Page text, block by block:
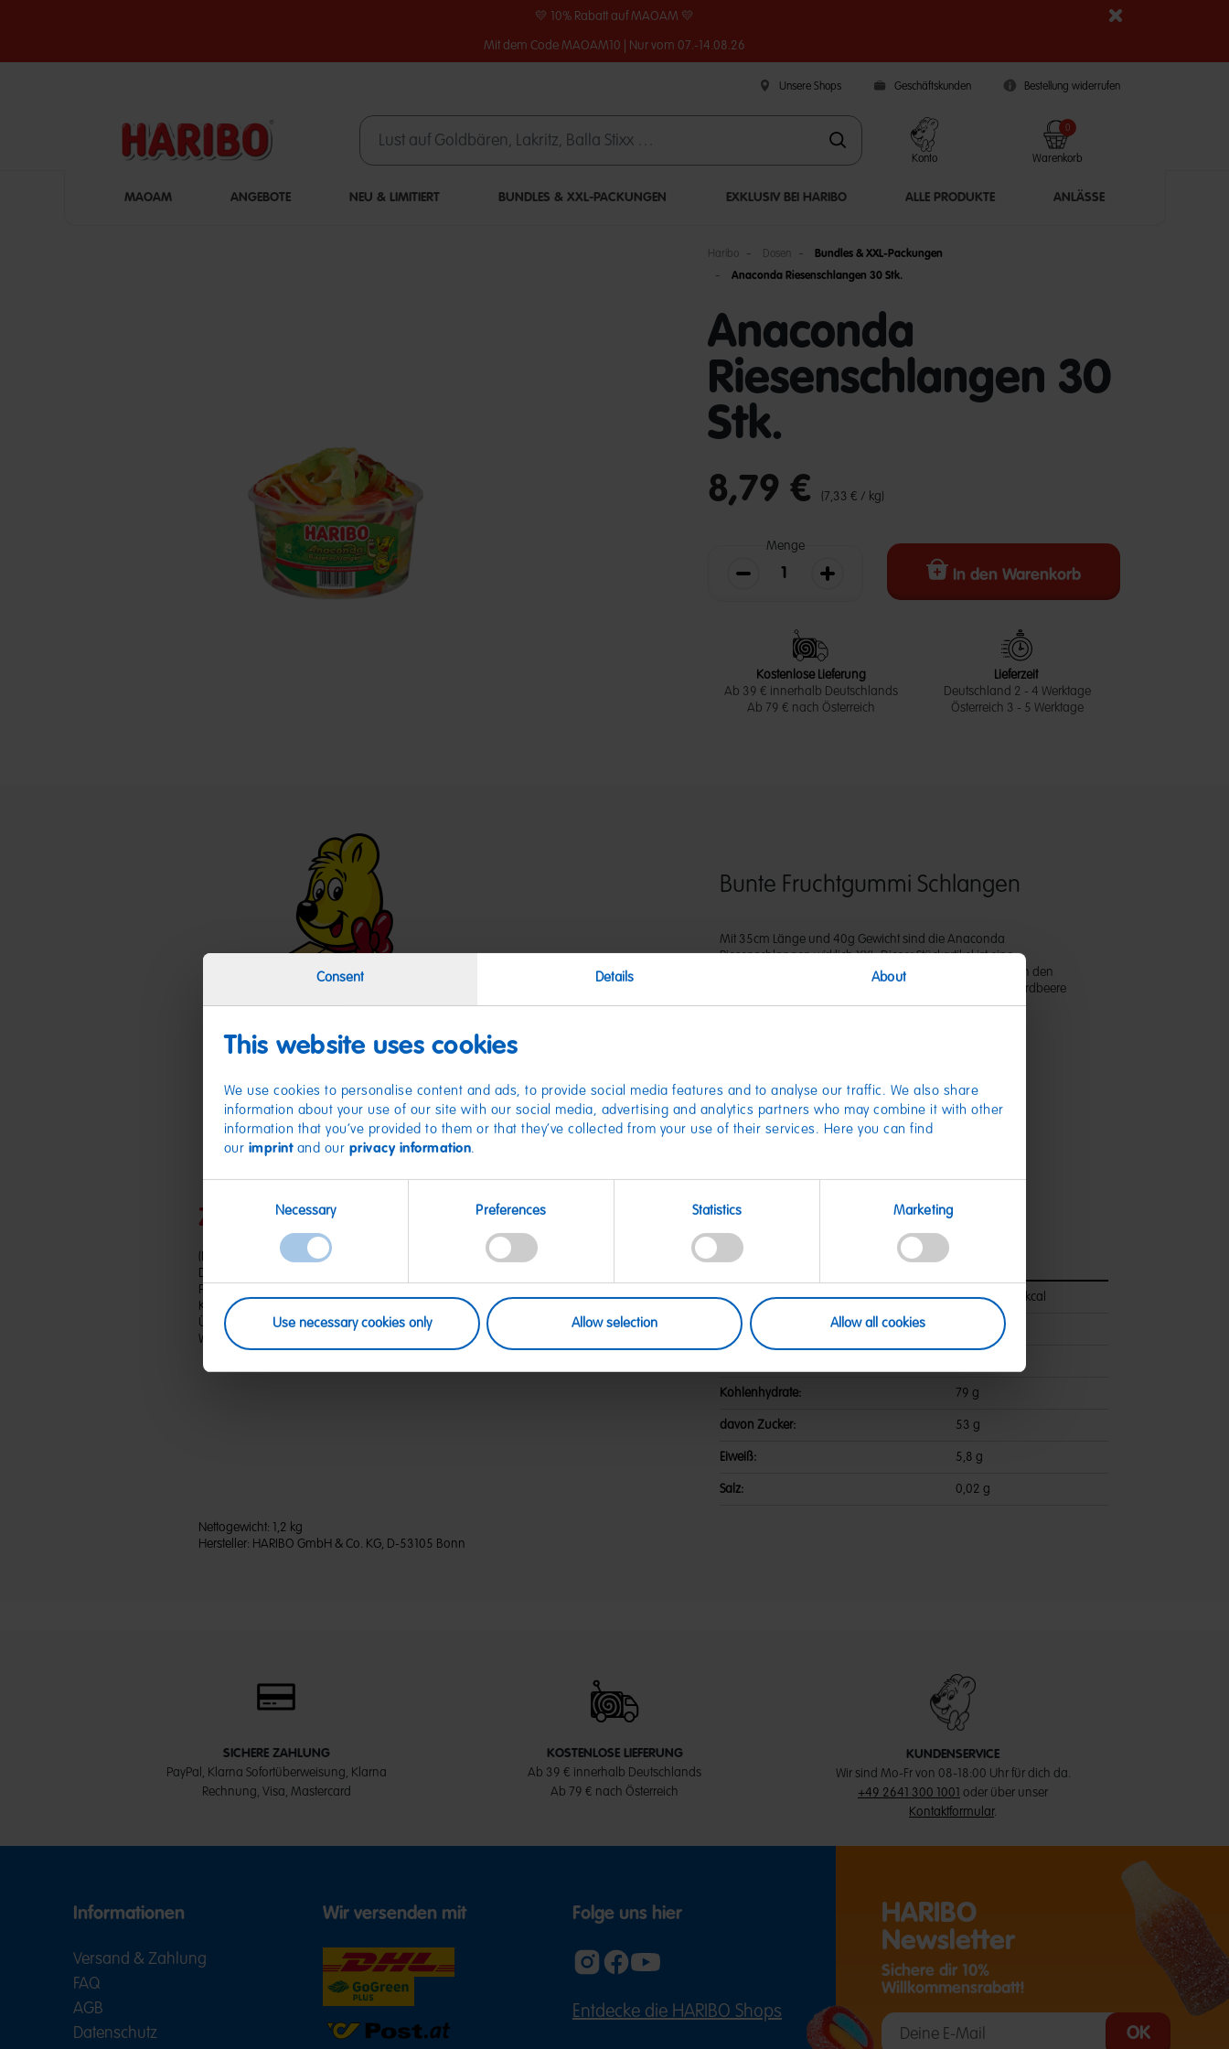
Consent Details About
This website uses cookies
We use cookies to personalise content and ads, to provide social media features and to analyse our traffic. We also share
information about your use of our site with our social media, advertising and analytics partners who may combine it with other
information that you’ve provided to them or that they’ve collected from your use of their services. Here you can find
our imprintand our privacy information.
Selection
Necessary Preferences Statistics Marketing
Use necessary cookies only Allow selection Allow all cookies
💛 10% Rabatt auf MAOAM 💛
Mit dem Code MAOAM10 | Nur vom 07.-14.08.26
Unsere Shops Geschäftskunden Bestellung widerrufen
Konto Warenkorb
0
MAOAM ANGEBOTE NEU & LIMITIERT BUNDLES & XXL-PACKUNGEN EXKLUSIV BEI HARIBO ALLE PRODUKTE ANLÄSSE
Haribo Dosen
Bundles & XXL-Packungen
Anaconda Riesenschlangen 30 Stk.
Anaconda
Riesenschlangen 30
Stk.
undefined out of 5 Customer Rating
8,79 € (7,33 € / kg)
Menge
Die Menge verringernDie Menge erhöhen In den Warenkorb
Kostenlose Lieferung
Ab 39 € innerhalb Deutschlands
Ab 79 € nach Österreich
Lieferzeit
Deutschland 2 - 4 Werktage
Österreich 3 - 5 Werktage
Bunte Fruchtgummi Schlangen
Mit 35cm Länge und 40g Gewicht sind die Anaconda
Riesenschlangen wirklich XXL. Dieser Stückartikel ist eine
Kombination aus Fruchtgummi und Schaumzucker und in den
Geschmacksrichtungen Saftorange-Erdbeere, Himbeere-Erdbeere
und Himbeere-Zitrone in der praktischen Dose erhältlich.
Zutaten
(D) Fruchtgummi mit Schaumzucker | Zutaten: Glukosesirup; Zucker;
Dextrose; Gelatine; Säuerungsmittel: Citronensäure; Frucht- und
Pflanzenkonzentrate: Saflor, Spirulina, Apfel, Rettich, Zitrone, Süßkartoffel,
Karotte, Schwarze Johannisbeere, Hibiskus; Sonnenblumenöl; Aroma;
Überzugsmittel: Bienenwachs weiß und gelb. Kann Spuren von MILCH,
WEIZEN enthalten.
Nährwerte
Nährwerte
Energie: 1466 kJ/345 kcal
Fett:
Kohlenhydrate: 79 g
davon Zucker: 53 g
Eiweiß: 5,8 g
Salz: 0,02 g
Nettogewicht: 1,2 kg
Hersteller: HARIBO GmbH & Co. KG, D-53105 Bonn
SICHERE ZAHLUNG
PayPal, Klarna Sofortüberweisung, Klarna
Rechnung, Visa, Mastercard
KOSTENLOSE LIEFERUNG
Ab 39 € innerhalb Deutschlands
Ab 79 € nach Österreich
KUNDENSERVICE
Wir sind Mo-Fr von 08-18:00 Uhr für dich da.
+49 2641 300 1001
oder über unser
Kontaktformular.
Informationen
Versand & Zahlung
FAQ
AGB
Datenschutz
Wir versenden mit Folge uns hier
Entdecke die HARIBO Shops (ÖFFNET EINE EXTERNE SEITE IN EINEM NEUEN TAB)
HARIBO
Newsletter
Sichere dir 10%
Willkommensrabatt!